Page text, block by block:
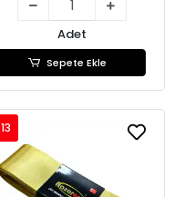
Adet
Sepete Ekle